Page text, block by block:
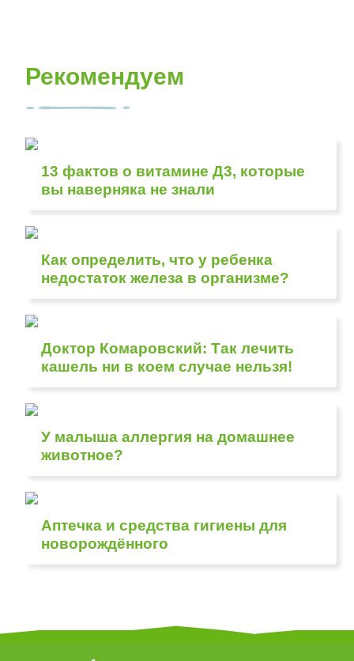
Рекомендуем
13 фактов о витамине Д3, которые
вы наверняка не знали
Как определить, что у ребенка
недостаток железа в организме?
Доктор Комаровский: Так лечить
кашель ни в коем случае нельзя!
У малыша аллергия на домашнее
животное?
Аптечка и средства гигиены для
новорождённого